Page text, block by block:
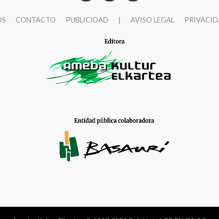
CONTACTO PUBLICIDAD | AVISO LEGAL